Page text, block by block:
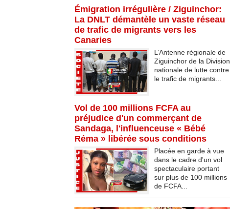
Émigration irrégulière / Ziguinchor:
La DNLT démantèle un vaste réseau
de trafic de migrants vers les
Canaries
L’Antenne régionale de
Ziguinchor de la Division
nationale de lutte contre
le trafic de migrants...
Vol de 100 millions FCFA au
préjudice d'un commerçant de
Sandaga, l'influenceuse « Bébé
Réma » libérée sous conditions
Placée en garde à vue
dans le cadre d'un vol
spectaculaire portant
sur plus de 100 millions
de FCFA...